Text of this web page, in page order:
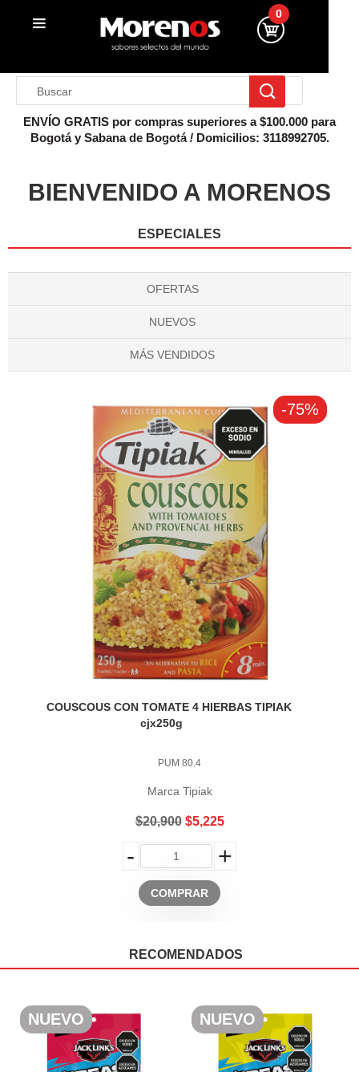
0
ENVÍO GRATIS por compras superiores a $100.000 para
Bogotá y Sabana de Bogotá / Domicilios: 3118992705.
BIENVENIDO A MORENOS
ESPECIALES
OFERTAS
NUEVOS
MÁS VENDIDOS
-75%
COUSCOUS CON TOMATE 4 HIERBAS TIPIAK
cjx250g
PUM 80.4
Marca Tipiak
$20,900 $5,225
- +
COMPRAR
RECOMENDADOS
NUEVO NUEVO